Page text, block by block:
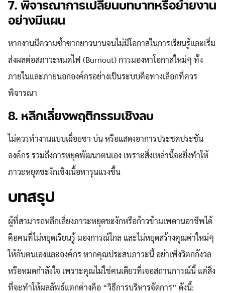
for:
7. พิจารณาการเปลี่ยนบทบาทหรือย้ายงาน
อย่างมีแผน
หากงานมีความซ้ำซากยาวนานจนไม่มีโอกาสในการเรียนรู้และเริ่ม
ส่งผลต่อสภาวะหมดไฟ (Burnout) การมองหาโอกาสใหม่ๆ ทั้ง
ภายในและภายนอกองค์กรอย่างเป็นระบบคือทางเลือกที่ควร
พิจารณา
8. หลีกเลี่ยงพฤติกรรมเชิงลบ
ไม่ควรทำงานแบบเฉื่อยชา บ่น หรือแสดงอาการประชดประชัน
องค์กร รวมถึงการหยุดพัฒนาตนเอง เพราะสิ่งเหล่านี้จะยิ่งทำให้
ภาวะหยุดชะงักเชิงเนื้อหารุนแรงขึ้น
บทสรุป
ผู้ที่สามารถหลีกเลี่ยงภาวะหยุดชะงักหรือก้าวข้ามเพดานอาชีพได้
คือคนที่ไม่หยุดเรียนรู้ มองการณ์ไกล และไม่หยุดสร้างคุณค่าใหม่ๆ
ให้กับตนเองและองค์กร หากคุณประสบภาวะนี้ อย่าเพิ่งวิตกกังวล
หรือหมดกำลังใจ เพราะคุณไม่ใช่คนเดียวที่เจอสถานการณ์นี้ แต่สิ่ง
ที่จะทำให้ผลลัพธ์แตกต่างคือ “วิธีการบริหารจัดการ” ดังนี้: